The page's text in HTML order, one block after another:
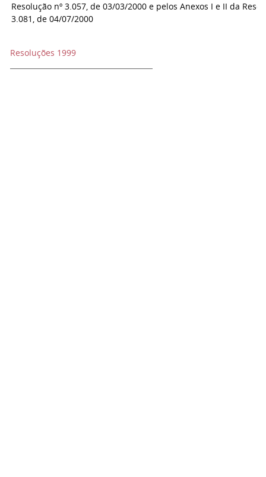
Resolução nº 3.057, de 03/03/2000 e pelos Anexos I e II da
3.081, de 04/07/2000
Resoluções 1999